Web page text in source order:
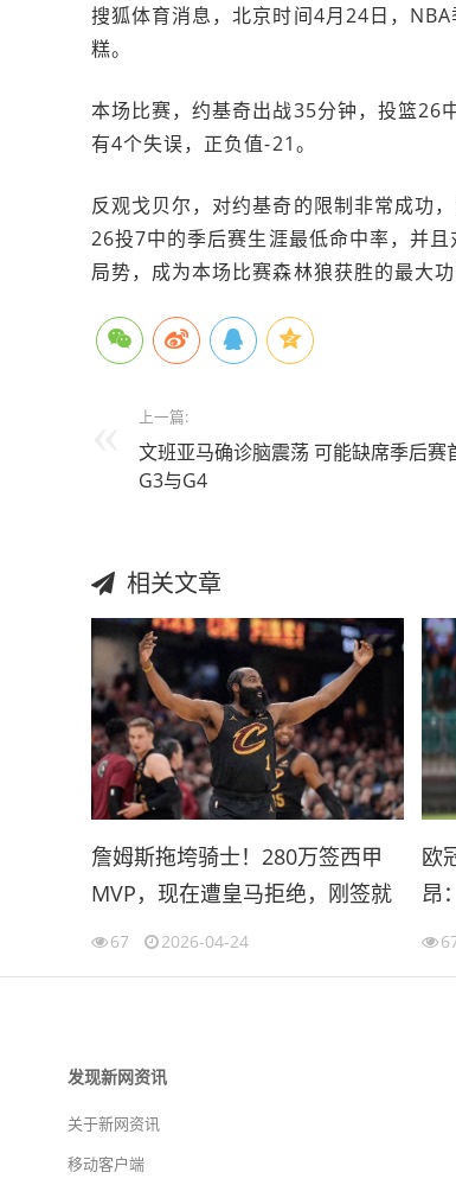
搜狐体育消息，北京时间4月24日，
糕。
本场比赛，约基奇出战35分钟，投篮26
有4个失误，正负值-21。
反观戈贝尔，对约基奇的限制非常成功
26投7中的季后赛生涯最低命中率，并
局势，成为本场比赛森林狼获胜的最大功
上一篇:
文班亚马确诊脑震荡 可能缺席季后赛
G3与G4
相关文章
詹姆斯拖垮骑士！280万签西甲
MVP，现在遭皇马拒绝，刚签就
要裁
67 2026-04-24
欧
昂
发现新网资讯
关于新网资讯
移动客户端